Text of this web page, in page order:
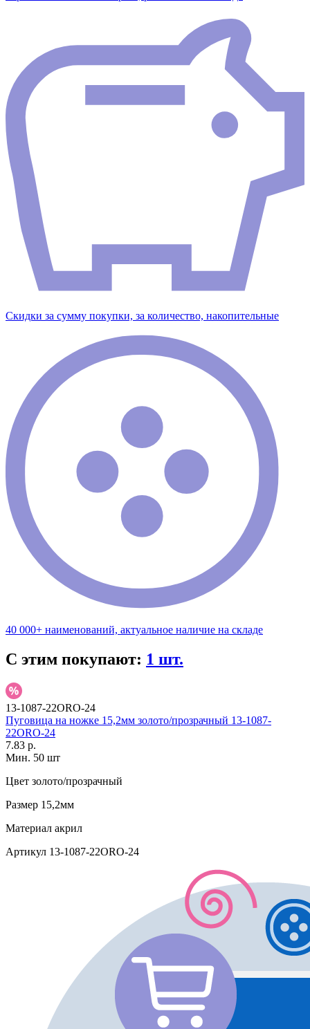
Скидки за сумму покупки, за количество, накопительные
40 000+ наименований, актуальное наличие на складе
С этим покупают: 1 шт.
13-1087-22ORO-24
Пуговица на ножке 15,2мм золото/прозрачный 13-1087-
22ORO-24
7.83 р.
Мин. 50 шт
Цвет золото/прозрачный
Размер 15,2мм
Материал акрил
Артикул 13-1087-22ORO-24